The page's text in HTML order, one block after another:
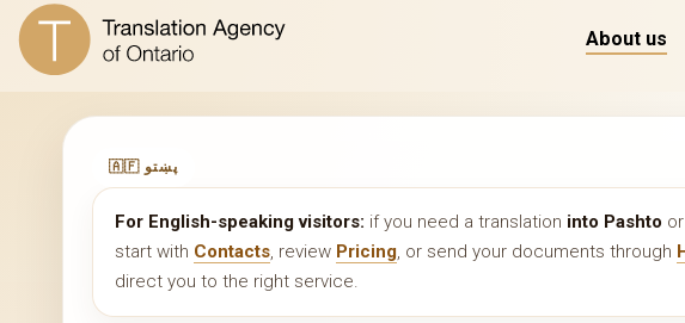
About us
🇦🇫 پښتو
For English-speaking visitors: if you need a translation into Pashto
start with Contacts, review Pricing, or send your documents through
direct you to the right service.